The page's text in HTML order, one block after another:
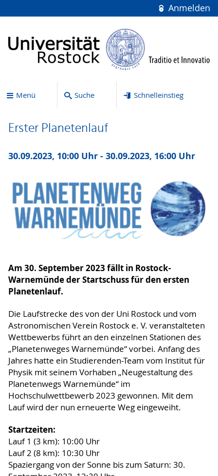
Anmelden
Menü Suche Schnelleinstieg
Erster Planetenlauf
30.09.2023, 10:00 Uhr - 30.09.2023, 16:00 Uhr
Am 30. September 2023 fällt in Rostock-
Warnemünde der Startschuss für den ersten
Planetenlauf.
Die Laufstrecke des von der Uni Rostock und vom
Astronomischen Verein Rostock e. V. veranstalteten
Wettbewerbs führt an den einzelnen Stationen des
„Planetenweges Warnemünde“ vorbei. Anfang des
Jahres hatte ein Studierenden-Team vom Institut für
Physik mit seinem Vorhaben „Neugestaltung des
Planetenwegs Warnemünde“ im
Hochschulwettbewerb 2023 gewonnen. Mit dem
Lauf wird der nun erneuerte Weg eingeweiht.
Startzeiten:
Lauf 1 (3 km): 10:00 Uhr
Lauf 2 (8 km): 10:30 Uhr
Spaziergang von der Sonne bis zum Saturn: 30.